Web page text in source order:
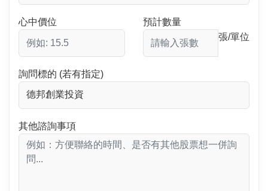
心中價位
預計數量
張/單位
詢問標的 (若有指定)
其他諮詢事項